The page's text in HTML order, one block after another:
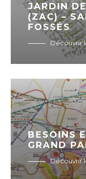
JARDIN
(ZAC) –
FOSSÉS
Découvrir
BESOINS
GRAND
Découvrir